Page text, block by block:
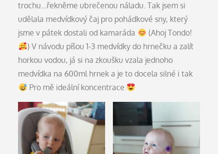
trochu…řekněme ubrečenou náladu. Tak jsem si
udělala medvídkový čaj pro pohádkové sny, který
jsme v pátek dostali od kamaráda
(Ahoj Tondo!
) V návodu píšou 1-3 medvídky do hrnečku a zalít
horkou vodou, já si na zkoušku vzala jednoho
medvídka na 600ml hrnek a je to docela silné i tak
Pro mě ideální koncentrace